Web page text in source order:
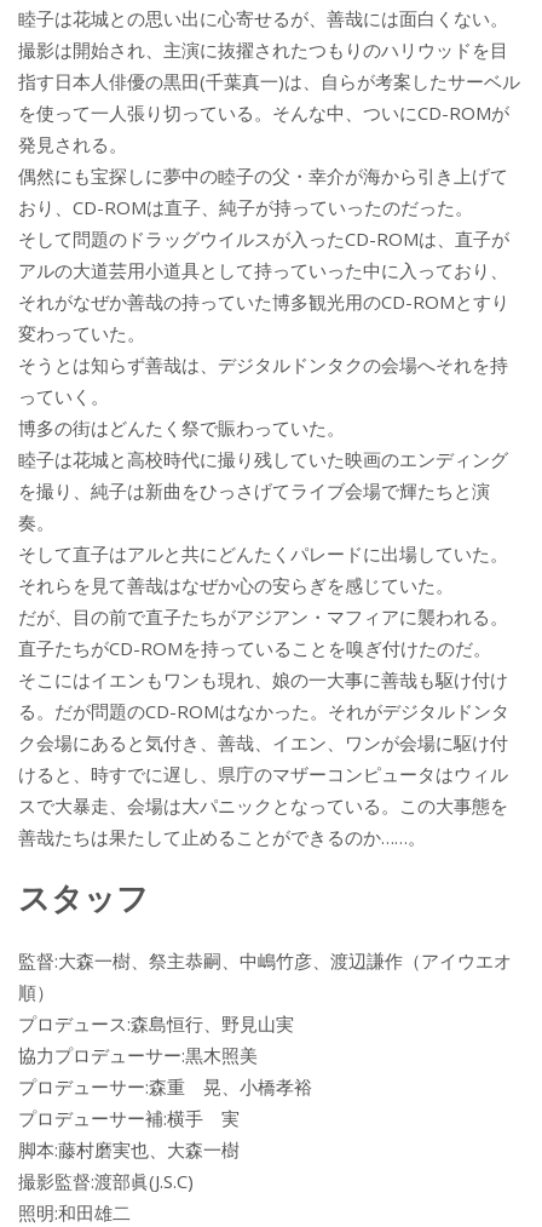
睦子は花城との思い出に心寄せるが、善哉には面白くない。
撮影は開始され、主演に抜擢されたつもりのハリウッドを目
指す日本人俳優の黒田(千葉真一)は、自らが考案したサーベル
を使って一人張り切っている。そんな中、ついにCD-ROMが
発見される。
偶然にも宝探しに夢中の睦子の父・幸介が海から引き上げて
おり、CD-ROMは直子、純子が持っていったのだった。
そして問題のドラッグウイルスが入ったCD-ROMは、直子が
アルの大道芸用小道具として持っていった中に入っており、
それがなぜか善哉の持っていた博多観光用のCD-ROMとすり
変わっていた。
そうとは知らず善哉は、デジタルドンタクの会場へそれを持
っていく。
博多の街はどんたく祭で賑わっていた。
睦子は花城と高校時代に撮り残していた映画のエンディング
を撮り、純子は新曲をひっさげてライブ会場で輝たちと演
奏。
そして直子はアルと共にどんたくパレードに出場していた。
それらを見て善哉はなぜか心の安らぎを感じていた。
だが、目の前で直子たちがアジアン・マフィアに襲われる。
直子たちがCD-ROMを持っていることを嗅ぎ付けたのだ。
そこにはイエンもワンも現れ、娘の一大事に善哉も駆け付け
る。だが問題のCD-ROMはなかった。それがデジタルドンタ
ク会場にあると気付き、善哉、イエン、ワンが会場に駆け付
けると、時すでに遅し、県庁のマザーコンピュータはウィル
スで大暴走、会場は大パニックとなっている。この大事態を
善哉たちは果たして止めることができるのか……。
スタッフ
監督:大森一樹、祭主恭嗣、中嶋竹彦、渡辺謙作（アイウエオ
順）
プロデュース:森島恒行、野見山実
協力プロデューサー:黒木照美
プロデューサー:森重 晃、小橋孝裕
プロデューサー補:横手 実
脚本:藤村磨実也、大森一樹
撮影監督:渡部眞(J.S.C)
照明:和田雄二